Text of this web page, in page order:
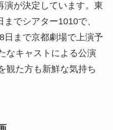
演が決定しています。東
でシアター1010で、
日まで京都劇場で上演予
なキャストによる公演
観た方も新鮮な気持ち